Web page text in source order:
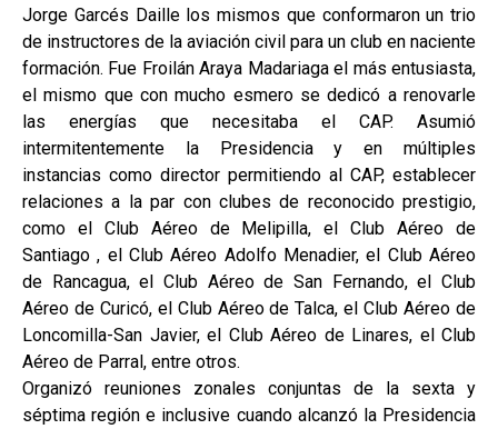
Jorge Garcés Daille los mismos que conformaron un trio
de instructores de la aviación civil para un club en naciente
formación. Fue Froilán Araya Madariaga el más entusiasta,
el mismo que con mucho esmero se dedicó a renovarle
las energías que necesitaba el CAP. Asumió
intermitentemente la Presidencia y en múltiples
instancias como director permitiendo al CAP, establecer
relaciones a la par con clubes de reconocido prestigio,
como el Club Aéreo de Melipilla, el Club Aéreo de
Santiago , el Club Aéreo Adolfo Menadier, el Club Aéreo
de Rancagua, el Club Aéreo de San Fernando, el Club
Aéreo de Curicó, el Club Aéreo de Talca, el Club Aéreo de
Loncomilla-San Javier, el Club Aéreo de Linares, el Club
Aéreo de Parral, entre otros.
Organizó reuniones zonales conjuntas de la sexta y
séptima región e inclusive cuando alcanzó la Presidencia